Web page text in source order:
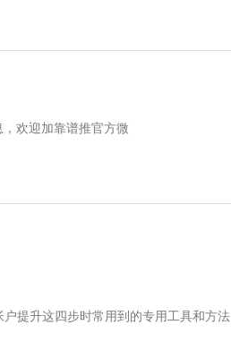
欢迎加靠谱推官方微
提升这四步时常用到的专用工具和方法